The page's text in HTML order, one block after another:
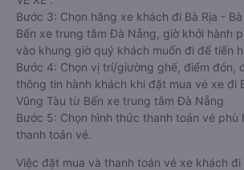
Bước 3: Chọn hãng xe khách đi Bà Rịa -
Bến xe trung tâm Đà Nẵng, giờ khởi hành
vào khung giờ quý khách muốn đi để tiến
Bước 4: Chọn vị trí/giường ghế, điểm đón,
thông tin hành khách khi đặt mua vé xe đi
Vũng Tàu từ Bến xe trung tâm Đà Nẵng
Bước 5: Chọn hình thức thanh toán vé phù
thanh toán vé.
Việc đặt mua và thanh toán vé xe khách đi